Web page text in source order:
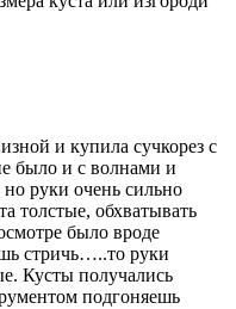
и купила сучкорез с
было и с волнами и
руки очень сильно
толстые, обхватывать
было вроде
стричь…..то руки
Кусты получались
подгоняешь